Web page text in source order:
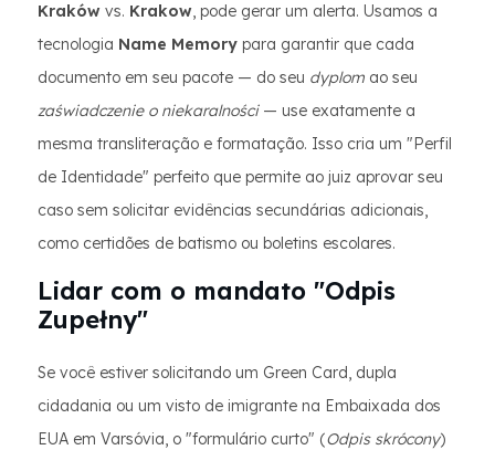
Kraków vs. Krakow, pode gerar um alerta. Usamos a
tecnologia Name Memory para garantir que cada
documento em seu pacote — do seu dyplom ao seu
zaświadczenie o niekaralności— use exatamente a
mesma transliteração e formatação. Isso cria um "Perfil
de Identidade" perfeito que permite ao juiz aprovar seu
caso sem solicitar evidências secundárias adicionais,
como certidões de batismo ou boletins escolares.
Lidar com o mandato "Odpis
Zupełny"
Se você estiver solicitando um Green Card, dupla
cidadania ou um visto de imigrante na Embaixada dos
EUA em Varsóvia, o "formulário curto" (Odpis skrócony)